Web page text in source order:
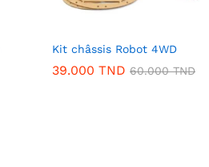
Kit châssis Robot 4WD
39.000 TND 60.000TND